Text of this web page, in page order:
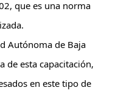
que es una norma
Autónoma de Baja
de esta capacitación,
en este tipo de